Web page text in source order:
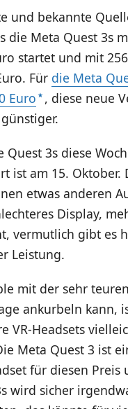
und bekannte
die Meta Quest 3s
startet und mit
Für die Meta
Euro , diese neue
Quest 3s diese
ist am 15. Oktober.
etwas anderen
Display,
vermutlich gibt es
Leistung.
mit der sehr
ankurbeln kann,
VR-Headsets
Meta Quest 3 ist
für diesen Preis
wird sicher